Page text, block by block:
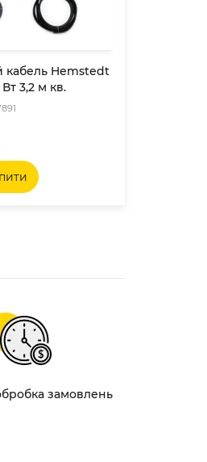
кабель Hemstedt
3,2 м кв.
замовлень